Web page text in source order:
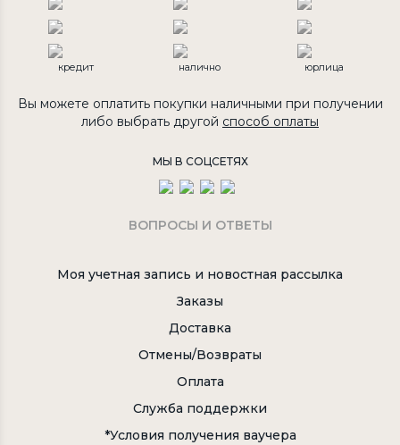
кредит налично юрлица
Вы можете оплатить покупки наличными при получении
либо выбрать другой способ оплаты
МЫ В СОЦСЕТЯХ
ВОПРОСЫ И ОТВЕТЫ
Моя учетная запись и новостная рассылка
Заказы
Доставка
Отмены/Возвраты
Оплата
Служба поддержки
*Условия получения ваучера